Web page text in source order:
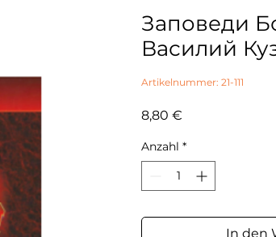
Заповеди
Василий
Artikelnummer: 21-111
8,80 €
Anzahl *
In den